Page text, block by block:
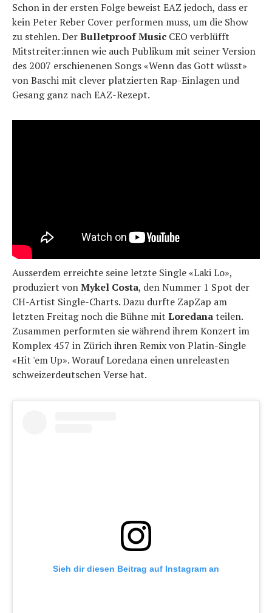
Schon in der ersten Folge beweist EAZ jedoch, dass er
kein Peter Reber Cover performen muss, um die Show
zu stehlen. DerBulletproof Music CEO verblüfft
Mitstreiter:innen wie auch Publikum mit seiner Version
des 2007 erschienenen Songs «Wenn das Gott wüsst»
von Baschi mit clever platzierten Rap-Einlagen und
Gesang ganz nach EAZ-Rezept.
Ausserdem erreichte seine letzte Single «Laki Lo»,
produziert vonMykel Costa, den Nummer 1 Spot der
CH-Artist Single-Charts. Dazu durfte ZapZap am
letzten Freitag noch die Bühne mit Loredanateilen.
Zusammen performten sie während ihrem Konzert im
Komplex 457 in Zürich ihren Remix von Platin-Single
«Hit 'em Up». Worauf Loredana einen unreleasten
schweizerdeutschen Verse hat.
Sieh dir diesen Beitrag auf Instagram an